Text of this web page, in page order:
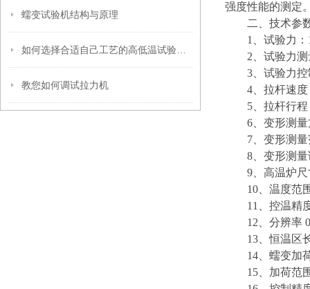
蠕变试验机结构与原理
教您如何调试拉力机
强度性能的测定
二、技术参
1、试验力：
2、试验力测
3、试验力控
4、拉杆速度
5、拉杆行程
6、变形测量
7、变形测量
8、变形测量
9、高温炉尺寸
10、温度范围
11、控温精
12、分辨率
13、恒温区长
14、蠕变加荷
15、加荷范围